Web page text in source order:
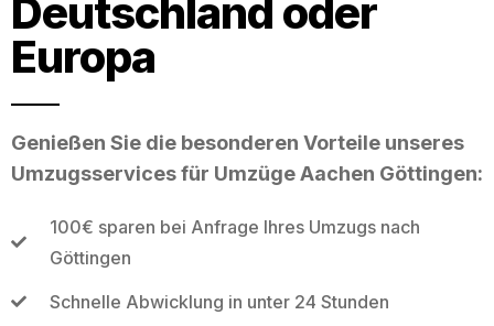
Deutschland oder
Europa
Genießen Sie die besonderen Vorteile unseres
Umzugsservices für Umzüge Aachen Göttingen:
100€ sparen bei Anfrage Ihres Umzugs nach
Göttingen
Schnelle Abwicklung in unter 24 Stunden